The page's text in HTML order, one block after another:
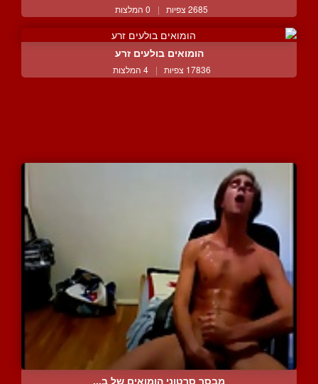
2685 צפיות | 0 המלצות
הומואים בולעים זרע
17836 צפיות | 4 המלצות
מבסר סרטוני הומואים של ב...